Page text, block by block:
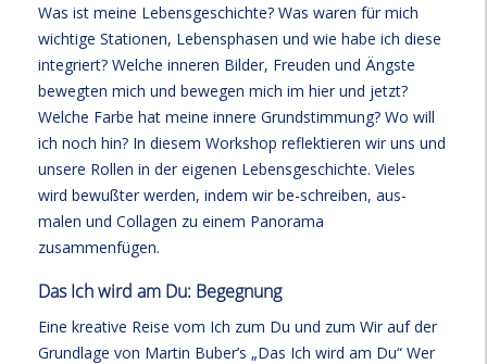
Was ist meine Lebensgeschichte? Was waren für mich
wichtige Stationen, Lebensphasen und wie habe ich diese
integriert? Welche inneren Bilder, Freuden und Ängste
bewegten mich und bewegen mich im hier und jetzt?
Welche Farbe hat meine innere Grundstimmung? Wo will
ich noch hin? In diesem Workshop reflektieren wir uns und
unsere Rollen in der eigenen Lebensgeschichte. Vieles
wird bewußter werden, indem wir be-schreiben, aus-
malen und Collagen zu einem Panorama
zusammenfügen.
Das Ich wird am Du: Begegnung
Eine kreative Reise vom Ich zum Du und zum Wir auf der
Grundlage von Martin Buber’s „Das Ich wird am Du“ Wer